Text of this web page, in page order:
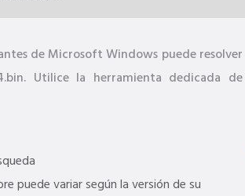
de Microsoft Windows puede resolver
Utilice la herramienta dedicada de
puede variar según la versión de su